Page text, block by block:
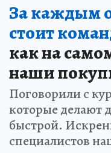
За каждым
стоит
как на
наши
Поговорили с
которые делают
быстрой.
специалистов